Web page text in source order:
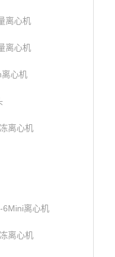
离心机
离心机
心机
离心机
6Mini离心机
离心机